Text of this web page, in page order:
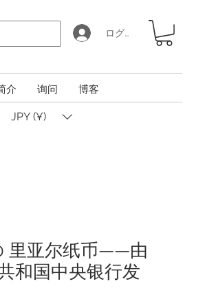
ログイン
介 询问 博客
JPY (¥)
里亚尔纸币——由
和国中央银行发